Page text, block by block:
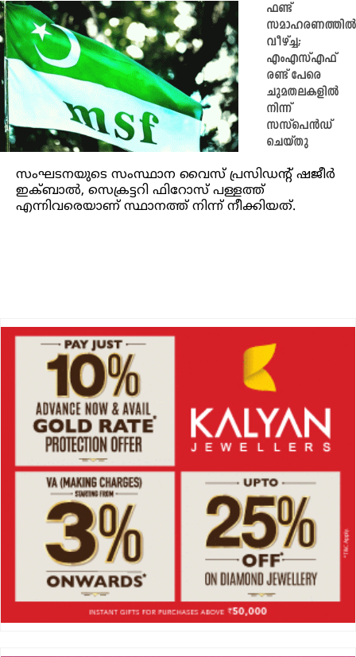
ഫണ്ട്
സമാഹരണത്തില്‍
വീഴ്ച്ച;
എംഎസ്എഫ്
രണ്ട് പേരെ
ചുമതലകളില്‍
നിന്ന്
സസ്‌പെന്‍ഡ്
ചെയ്തു
സംഘടനയുടെ സംസ്ഥാന വൈസ് പ്രസിഡന്റ് ഷജീര്‍
ഇക്ബാല്‍, സെക്രട്ടറി ഫിറോസ് പള്ളത്ത്
എന്നിവരെയാണ് സ്ഥാനത്ത് നിന്ന് നീക്കിയത്.